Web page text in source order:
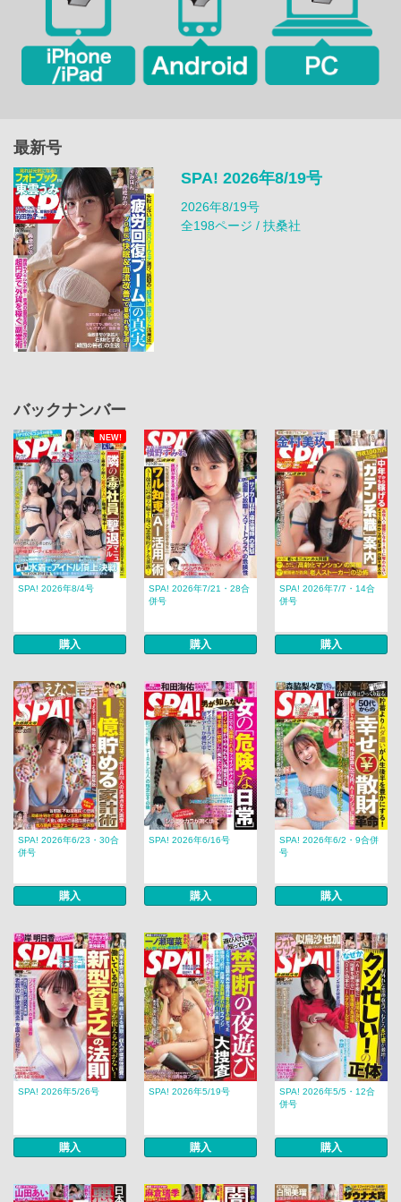
最新号
SPA! 2026年8/19号
2026年8/19号
全198ページ / 扶桑社
バックナンバー
NEW!
SPA! 2026年8/4号
購入
SPA! 2026年7/21・28合
併号
購入
SPA! 2026年7/7・14合
併号
購入
SPA! 2026年6/23・30合
併号
購入
SPA! 2026年6/16号
購入
SPA! 2026年6/2・9合併
号
購入
SPA! 2026年5/26号
購入
SPA! 2026年5/19号
購入
SPA! 2026年5/5・12合
併号
購入